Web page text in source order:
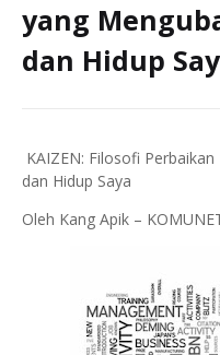
yang
dan Hidup
KAIZEN: Filosofi
dan Hidup Saya
Oleh Kang Apik –